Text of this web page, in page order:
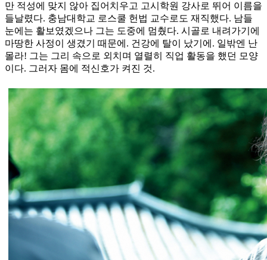
만 적성에 맞지 않아 집어치우고 고시학원 강사로 뛰어 이름을
들날렸다. 충남대학교 로스쿨 헌법 교수로도 재직했다. 남들
눈에는 활보였겠으나 그는 도중에 멈췄다. 시골로 내려가기에
마땅한 사정이 생겼기 때문에. 건강에 탈이 났기에. 일밖엔 난
몰라! 그는 그리 속으로 외치며 열렬히 직업 활동을 했던 모양
이다. 그러자 몸에 적신호가 켜진 것.